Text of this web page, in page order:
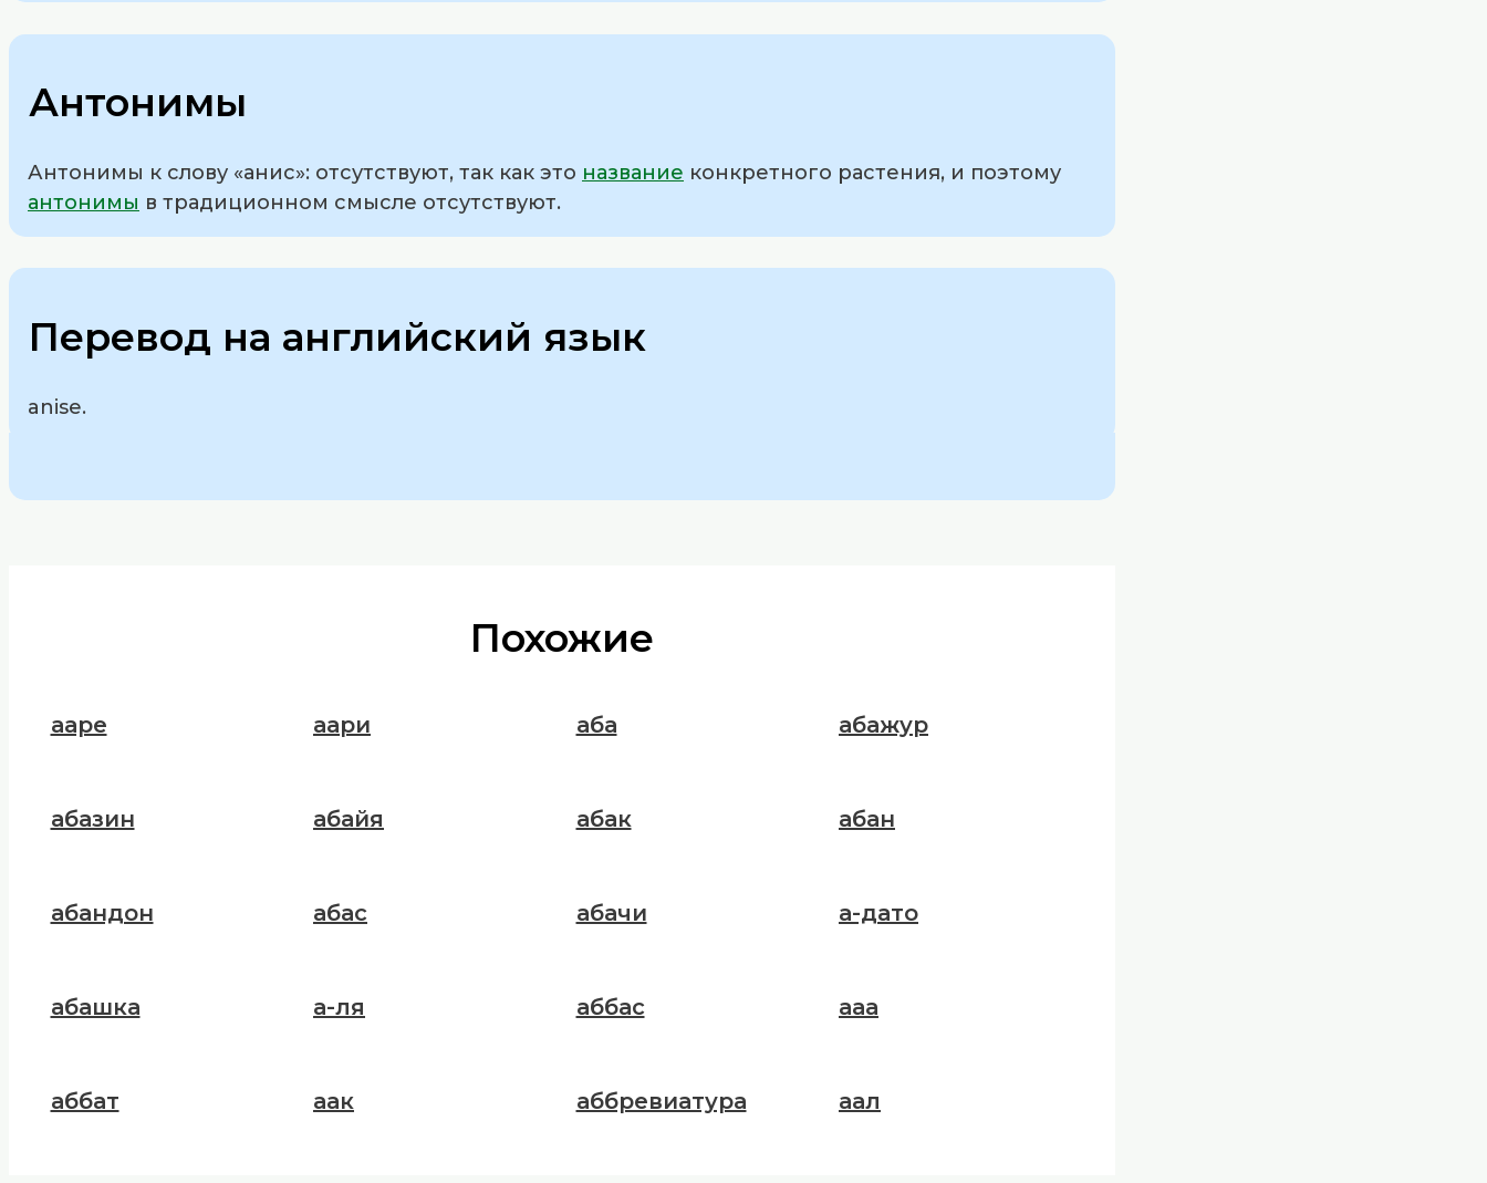
Антонимы
Антонимы к слову «анис»: отсутствуют, так как это название конкретного растения, и поэтому
антонимы в традиционном смысле отсутствуют.
Перевод на английский язык
anise.
Похожие
ааре аари аба абажур
абазин абайя абак абан
абандон абас абачи а-дато
абашка а-ля аббас ааа
аббат аак аббревиатура аал